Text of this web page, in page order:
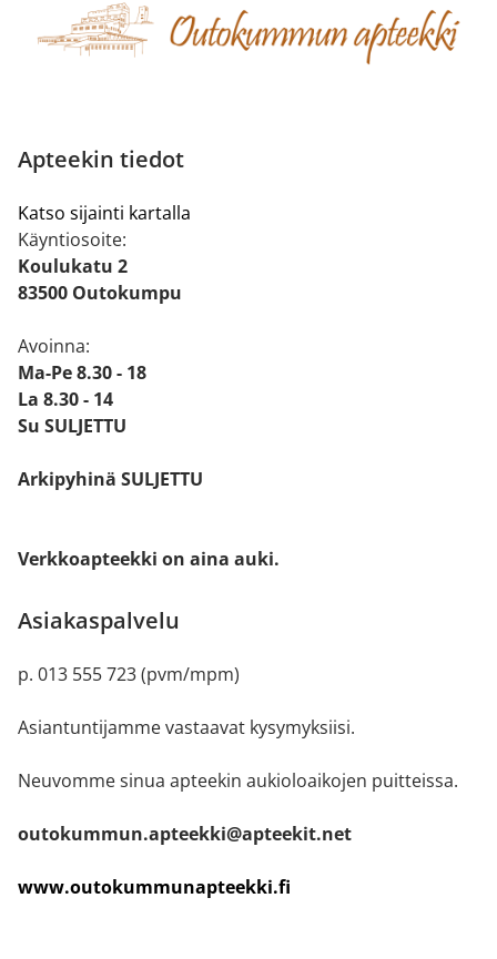
Apteekin tiedot
Katso sijainti kartalla
Käyntiosoite:
Koulukatu 2
83500 Outokumpu
Avoinna:
Ma-Pe 8.30 - 18
La 8.30 - 14
Su SULJETTU
Arkipyhinä SULJETTU
Verkkoapteekki on aina auki.
Asiakaspalvelu
p. 013 555 723 (pvm/mpm)
Asiantuntijamme vastaavat kysymyksiisi.
Neuvomme sinua apteekin aukioloaikojen puitteissa.
outokummun.apteekki@apteekit.net
www.outokummunapteekki.fi